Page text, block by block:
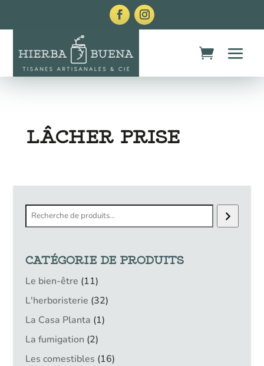
LÂCHER PRISE
Recherche
CATÉGORIE DE PRODUITS
Le bien-être 1111
produits
L'herboristerie 3232
La Casa Planta 11
La fumigation 22
produits
Les comestibles 1616